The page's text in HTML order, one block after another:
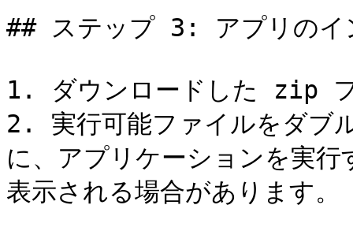
## ステップ 3: アプリのイ
1. ダウンロードした zip フ
2. 実行可能ファイルをダブ
に、アプリケーションを実
表示される場合があります。